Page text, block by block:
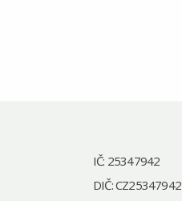
IČ: 25347942
DIČ: CZ25347942